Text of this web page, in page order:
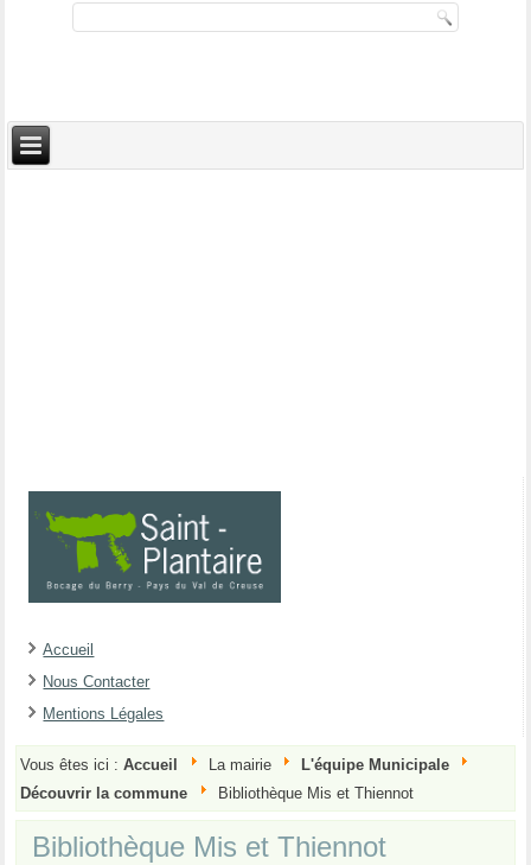
Accueil
Nous Contacter
Mentions Légales
Vous êtes ici :Accueil La mairie
L'équipe Municipale
Découvrir la commune
Bibliothèque Mis et Thiennot
Bibliothèque Mis et Thiennot